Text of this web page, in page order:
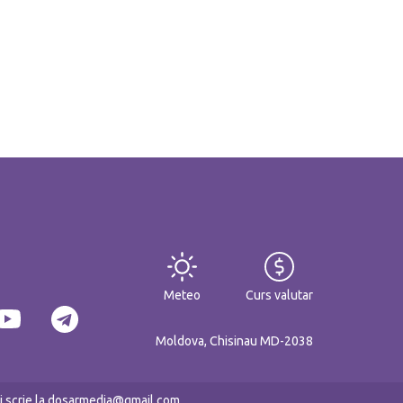
Meteo Curs valutar
Moldova, Chisinau MD-2038